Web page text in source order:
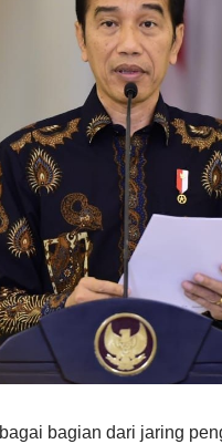
bagian dari jaring